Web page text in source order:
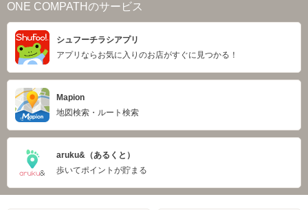
ONE COMPATHのサービス
シュフーチラシアプリ
アプリならお気に入りのお店がすぐに見つかる！
Mapion
地図検索・ルート検索
aruku&（あるくと）
歩いてポイントが貯まる